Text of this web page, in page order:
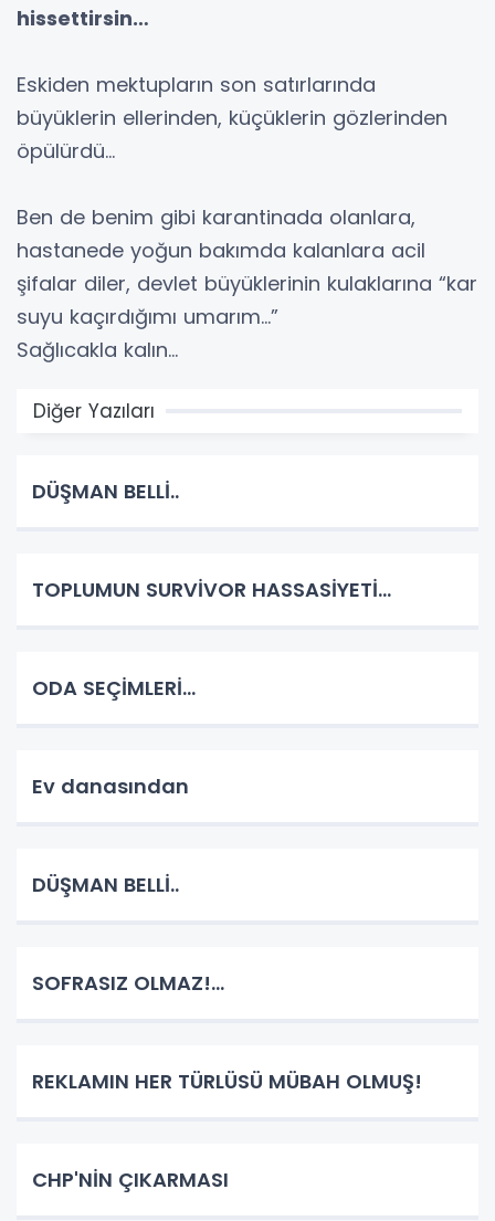
hissettirsin…
Eskiden mektupların son satırlarında
büyüklerin ellerinden, küçüklerin gözlerinden
öpülürdü…
Ben de benim gibi karantinada olanlara,
hastanede yoğun bakımda kalanlara acil
şifalar diler, devlet büyüklerinin kulaklarına “kar
suyu kaçırdığımı umarım…”
Sağlıcakla kalın…
Diğer Yazıları
DÜŞMAN BELLİ..
TOPLUMUN SURVİVOR HASSASİYETİ...
ODA SEÇİMLERİ...
Ev danasından
DÜŞMAN BELLİ..
SOFRASIZ OLMAZ!...
REKLAMIN HER TÜRLÜSÜ MÜBAH OLMUŞ!
CHP'NİN ÇIKARMASI